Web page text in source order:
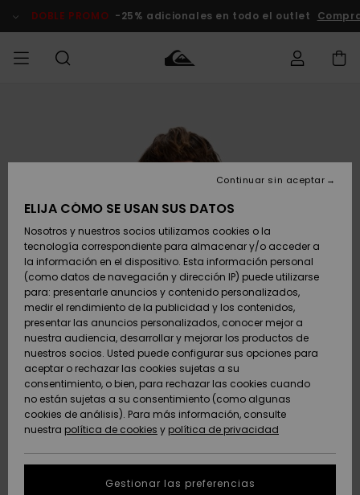
del
DOBLE PROMO -25% adicionales en todo el outlet
Zapatos y
chanclas
Surf
Snow
Novedades
Destacados
Zapatos y
chanclas
Surf
Snow
Novedades
Destacados
Destacados
Snow
SURF
Hombre
Highlights
Comunidad
SNOW
Hombre
Snow Niños
Tienda
Snow Mujer
Destacados
Comunidad
DOBLE
PROMO
Hombre
Outlet
Mujer
AYUDA &
CONTACTO
Envio
Devoluciones
Pago
Tarjeta de
regalo
Quiksilver
Freedom
Protección de
datos
personales
SOSTENIBILIDAD
ELIJA CÓMO SE USAN SUS DATOS
Nosotros y nuestros socios utilizamos cookies o la
tecnología correspondiente para almacenar y/o acceder a
la información en el dispositivo. Esta información personal
(como datos de navegación y dirección IP) puede utilizarse
para: presentarle anuncios y contenido personalizados,
medir el rendimiento de la publicidad y los contenidos,
presentar las anuncios personalizados, conocer mejor a
nuestra audiencia, desarrollar y mejorar los productos de
nuestros socios. Usted puede configurar sus opciones para
aceptar o rechazar las cookies sujetas a su
consentimiento, o bien, para rechazar las cookies cuando
no están sujetas a su consentimiento (como algunas
cookies de análisis). Para más información, consulte
nuestra política de cookies y política de privacidad
Gestionar las preferencias
Continuar sin aceptar